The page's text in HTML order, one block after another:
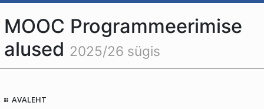
MOOC Programmeerimise
alused 2025/26 sügis
AVALEHT